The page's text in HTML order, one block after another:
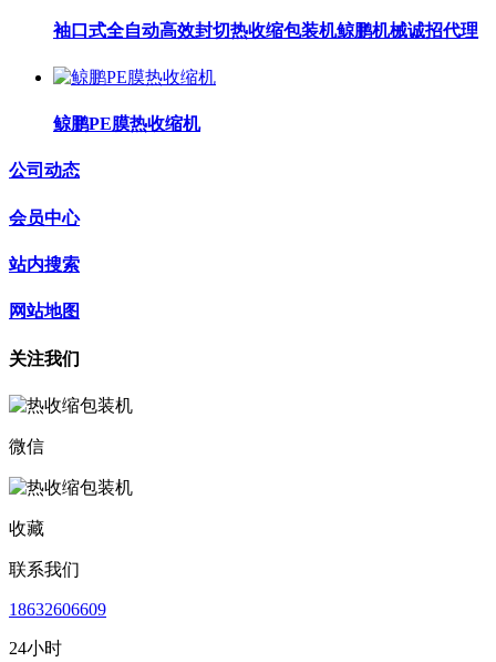
袖口式全自动高效封切热收缩包装机鲸鹏机械诚招代理
鲸鹏PE膜热收缩机
公司动态
会员中心
站内搜索
网站地图
关注我们
微信
收藏
联系我们
18632606609
24小时